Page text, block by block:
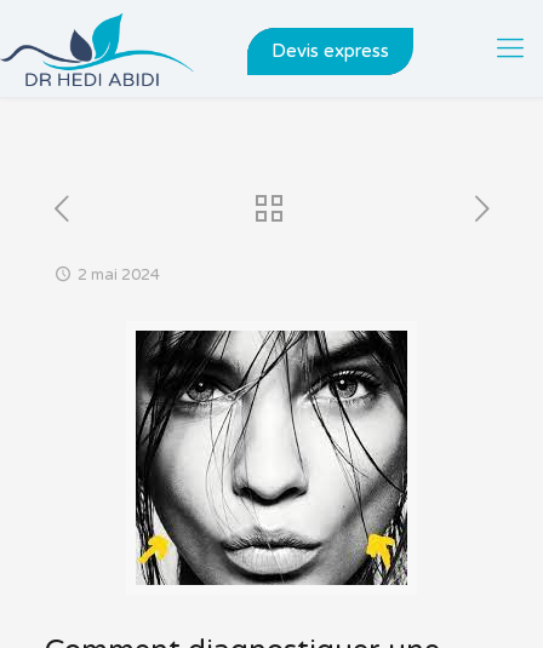
Devis express
2 mai 2024